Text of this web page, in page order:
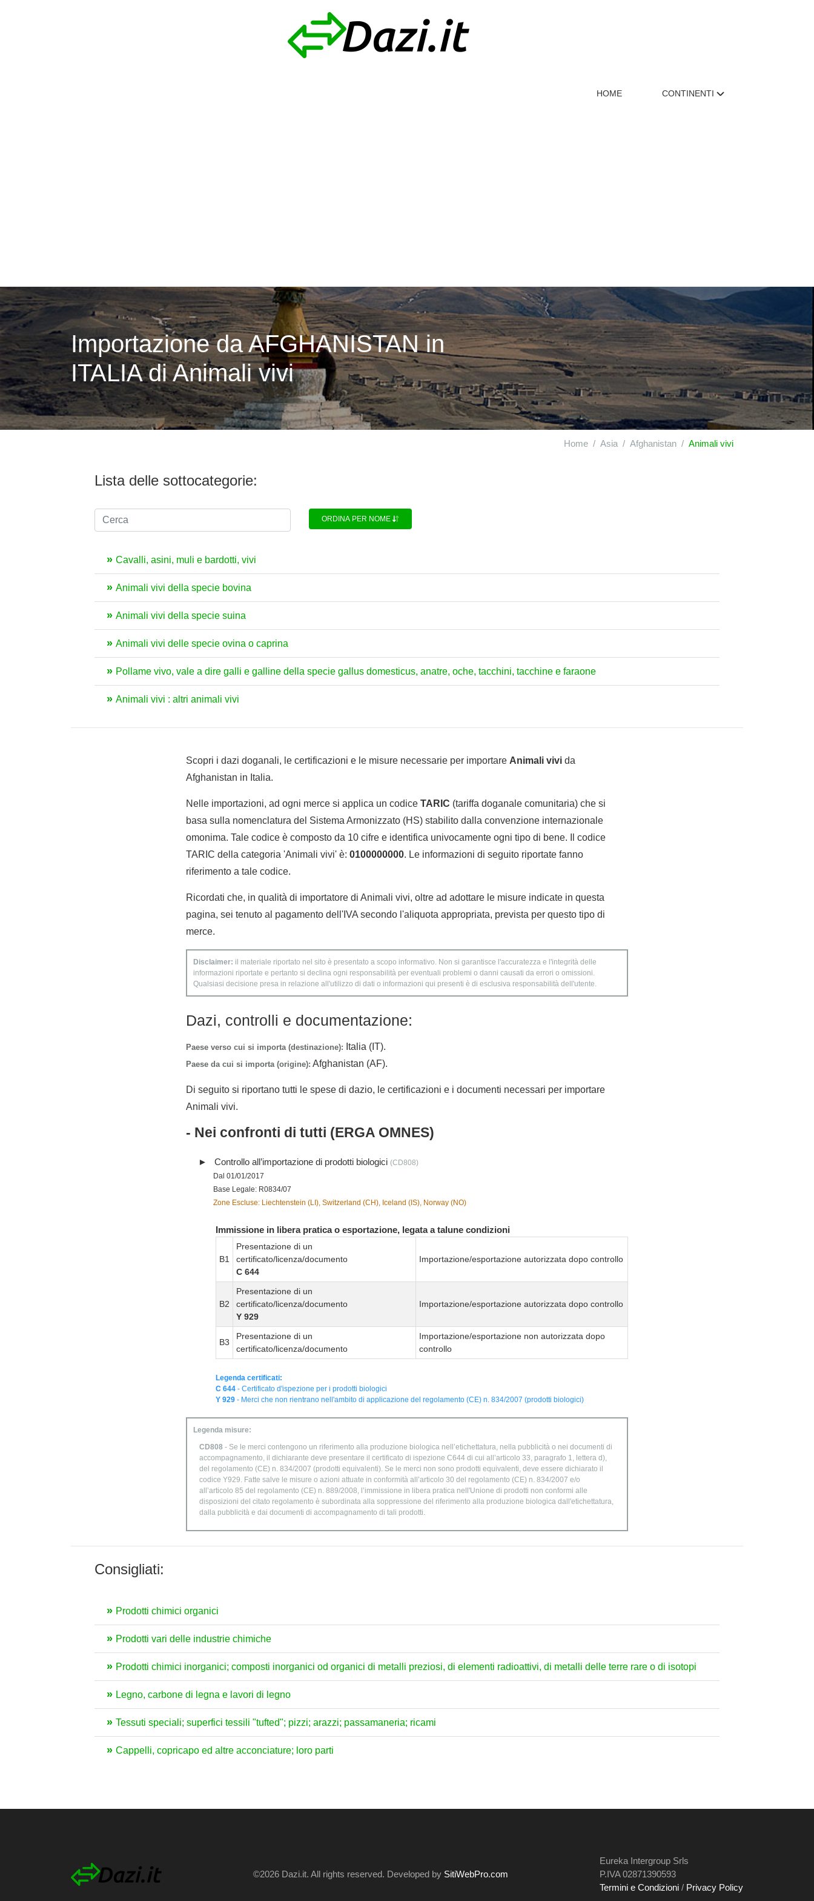
HOME CONTINENTI
Importazione da AFGHANISTAN in
ITALIA di Animali vivi
Home Asia Afghanistan Animali vivi
Lista delle sottocategorie:
ORDINA PER NOME
Cavalli, asini, muli e bardotti, vivi
Animali vivi della specie bovina
Animali vivi della specie suina
Animali vivi delle specie ovina o caprina
Pollame vivo, vale a dire galli e galline della specie gallus domesticus, anatre, oche, tacchini, tacchine e faraone
Animali vivi : altri animali vivi
Scopri i dazi doganali, le certificazioni e le misure necessarie per importare Animali vivi da
Afghanistan in Italia.
Nelle importazioni, ad ogni merce si applica un codice TARIC (tariffa doganale comunitaria) che si
basa sulla nomenclatura del Sistema Armonizzato (HS) stabilito dalla convenzione internazionale
omonima. Tale codice è composto da 10 cifre e identifica univocamente ogni tipo di bene. Il codice
TARIC della categoria 'Animali vivi' è: 0100000000. Le informazioni di seguito riportate fanno
riferimento a tale codice.
Ricordati che, in qualità di importatore di Animali vivi, oltre ad adottare le misure indicate in questa
pagina, sei tenuto al pagamento dell'IVA secondo l'aliquota appropriata, prevista per questo tipo di
merce.
Disclaimer: il materiale riportato nel sito è presentato a scopo informativo. Non si garantisce l'accuratezza e l'integrità delle
informazioni riportate e pertanto si declina ogni responsabilità per eventuali problemi o danni causati da errori o omissioni.
Qualsiasi decisione presa in relazione all'utilizzo di dati o informazioni qui presenti è di esclusiva responsabilità dell'utente.
Dazi, controlli e documentazione:
Paese verso cui si importa (destinazione): Italia (IT).
Paese da cui si importa (origine): Afghanistan (AF).
Di seguito si riportano tutti le spese di dazio, le certificazioni e i documenti necessari per importare
Animali vivi.
- Nei confronti di tutti (ERGA OMNES)
Controllo all’importazione di prodotti biologici (CD808)
Dal 01/01/2017
Base Legale: R0834/07
Zone Escluse: Liechtenstein (LI), Switzerland (CH), Iceland (IS), Norway (NO)
Immissione in libera pratica o esportazione, legata a talune condizioni
B1
Presentazione di un
certificato/licenza/documento
C 644
Importazione/esportazione autorizzata dopo controllo
B2
Presentazione di un
certificato/licenza/documento
Y 929
Importazione/esportazione autorizzata dopo controllo
B3
Presentazione di un
certificato/licenza/documento
Importazione/esportazione non autorizzata dopo
controllo
Legenda certificati:
C 644 - Certificato d'ispezione per i prodotti biologici
Y 929 - Merci che non rientrano nell'ambito di applicazione del regolamento (CE) n. 834/2007 (prodotti biologici)
Legenda misure:
CD808 - Se le merci contengono un riferimento alla produzione biologica nell’etichettatura, nella pubblicità o nei documenti di
accompagnamento, il dichiarante deve presentare il certificato di ispezione C644 di cui all’articolo 33, paragrafo 1, lettera d),
del regolamento (CE) n. 834/2007 (prodotti equivalenti). Se le merci non sono prodotti equivalenti, deve essere dichiarato il
codice Y929. Fatte salve le misure o azioni attuate in conformità all’articolo 30 del regolamento (CE) n. 834/2007 e/o
all’articolo 85 del regolamento (CE) n. 889/2008, l’immissione in libera pratica nell'Unione di prodotti non conformi alle
disposizioni del citato regolamento è subordinata alla soppressione del riferimento alla produzione biologica dall'etichettatura,
dalla pubblicità e dai documenti di accompagnamento di tali prodotti.
Consigliati:
Prodotti chimici organici
Prodotti vari delle industrie chimiche
Prodotti chimici inorganici; composti inorganici od organici di metalli preziosi, di elementi radioattivi, di metalli delle terre rare o di isotopi
Legno, carbone di legna e lavori di legno
Tessuti speciali; superfici tessili "tufted"; pizzi; arazzi; passamaneria; ricami
Cappelli, copricapo ed altre acconciature; loro parti
©2026 Dazi.it. All rights reserved. Developed by SitiWebPro.com
Eureka Intergroup Srls
P.IVA 02871390593
Termini e Condizioni / Privacy Policy